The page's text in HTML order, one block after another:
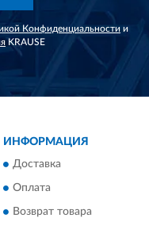
Конфиденциальности и
KRAUSE
ИНФОРМАЦИЯ
Доставка
Оплата
Возврат товара